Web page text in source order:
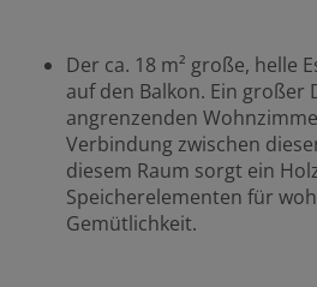
Der ca. 18 m² große, helle
auf den Balkon. Ein großer
angrenzenden
Verbindung zwischen
diesem Raum sorgt ein
Speicherelementen für
Gemütlichkeit.